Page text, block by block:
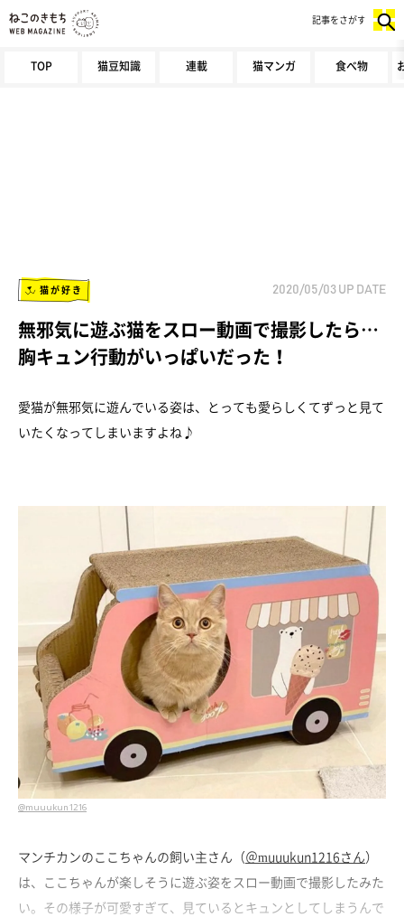
TOP 猫豆知識 連載 猫マンガ 食べ物
記事をさがす
猫が好き 2020/05/03 UP DATE
無邪気に遊ぶ猫をスロー動画で撮影したら…
胸キュン行動がいっぱいだった！
愛猫が無邪気に遊んでいる姿は、とっても愛らしくてずっと見て
いたくなってしまいますよね♪
@muuukun1216
マンチカンのここちゃんの飼い主さん（＠muuukun1216さん）
は、ここちゃんが楽しそうに遊ぶ姿をスロー動画で撮影したみた
い。その様子が可愛すぎて、見ているとキュンとしてしまうんで